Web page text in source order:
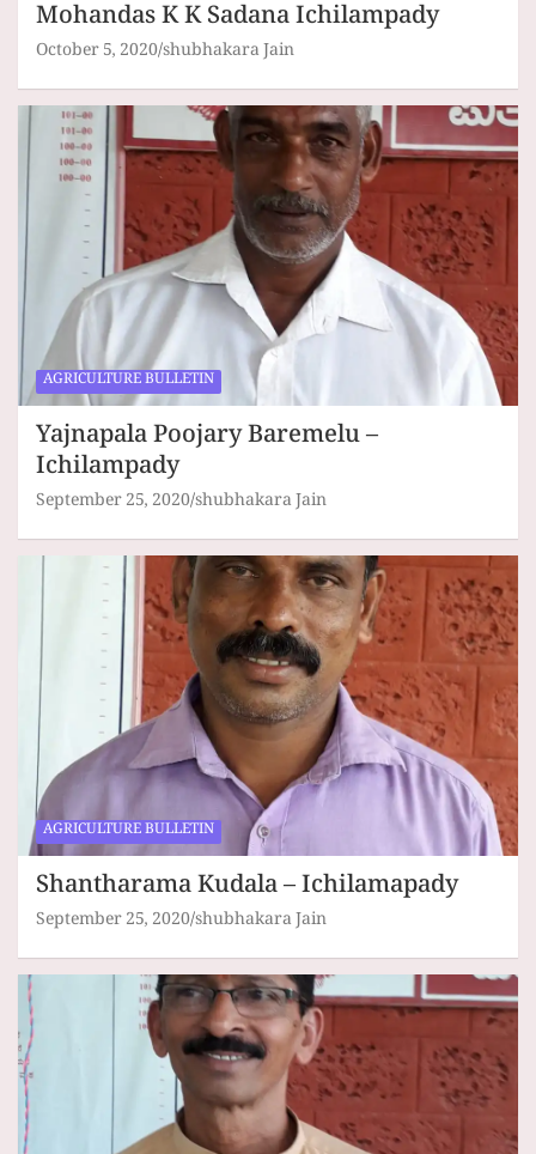
Mohandas K K Sadana Ichilampady
October 5, 2020shubhakara Jain
AGRICULTURE BULLETIN
Yajnapala Poojary Baremelu –
Ichilampady
September 25, 2020shubhakara Jain
AGRICULTURE BULLETIN
Shantharama Kudala – Ichilamapady
September 25, 2020shubhakara Jain